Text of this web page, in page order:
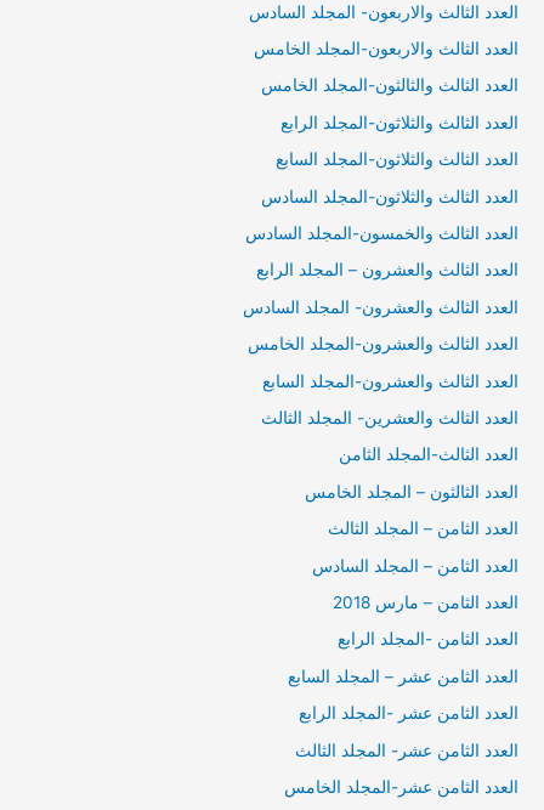
العدد الثالث والاربعون- المجلد السادس
العدد الثالث والاربعون-المجلد الخامس
العدد الثالث والثالثون-المجلد الخامس
العدد الثالث والثلاثون-المجلد الرابع
العدد الثالث والثلاثون-المجلد السابع
العدد الثالث والثلاثون-المجلد السادس
العدد الثالث والخمسون-المجلد السادس
العدد الثالث والعشرون – المجلد الرابع
العدد الثالث والعشرون- المجلد السادس
العدد الثالث والعشرون-المجلد الخامس
العدد الثالث والعشرون-المجلد السابع
العدد الثالث والعشرين- المجلد الثالث
العدد الثالث-المجلد الثامن
العدد الثالثون – المجلد الخامس
العدد الثامن – المجلد الثالث
العدد الثامن – المجلد السادس
العدد الثامن – مارس 2018
العدد الثامن -المجلد الرابع
العدد الثامن عشر – المجلد السابع
العدد الثامن عشر -المجلد الرابع
العدد الثامن عشر- المجلد الثالث
العدد الثامن عشر-المجلد الخامس